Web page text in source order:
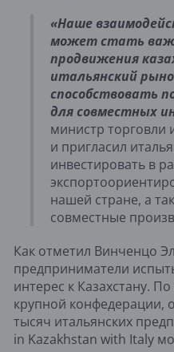
«Наше
может стать
продвижения
итальянский
способствовать
для совместных
министр торговли
и пригласил
инвестировать в
нашей стране, а
совместные
Как отметил Винченцо
предприниматели
интерес к Казахстану.
крупной
тысяч итальянских
in Kazakhstan with Italy